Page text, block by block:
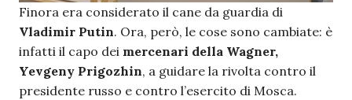
Finora era considerato il cane da guardia di
Vladimir Putin. Ora, però, le cose sono cambiate: è
infatti il capo dei mercenari della Wagner,
Yevgeny Prigozhin, a guidare la rivolta contro il
presidente russo e contro l’esercito di Mosca.